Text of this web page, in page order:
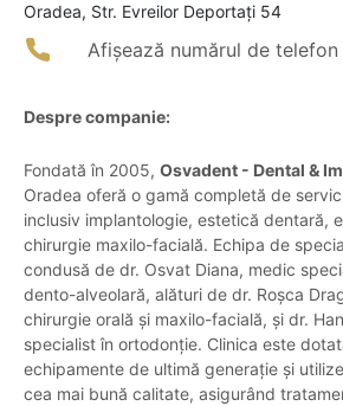
Oradea, Str. Evreilor Deportați 54
Afișează numărul de telefon
Despre companie:
Fondată în 2005, Osvadent - Dental &
Oradea oferă o gamă completă de
inclusiv implantologie, estetică dentară,
chirurgie maxilo-facială. Echipa de
condusă de dr. Osvat Diana, medic
dento-alveolară, alături de dr. Roșca
chirurgie orală și maxilo-facială, și dr.
specialist în ortodonție. Clinica este
echipamente de ultimă generație și
cea mai bună calitate, asigurând